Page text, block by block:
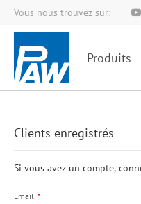
Vous nous trouvez sur:
Allez
au
contenu
Produits
Clients enregistrés
Si vous avez un compte,
Email